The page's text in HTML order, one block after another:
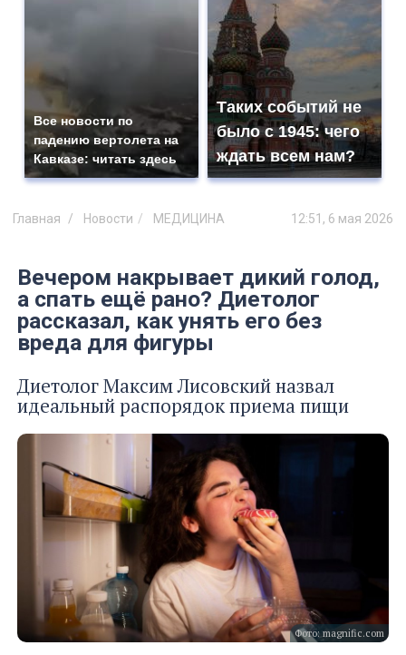
Все новости по
падению вертолета на
Кавказе: читать здесь
Таких событий не
было с 1945: чего
ждать всем нам?
Главная Новости МЕДИЦИНА 12:51, 6 мая 2026
Вечером накрывает дикий голод,
а спать ещё рано? Диетолог
рассказал, как унять его без
вреда для фигуры
Диетолог Максим Лисовский назвал
идеальный распорядок приема пищи
Фото: magnific.com